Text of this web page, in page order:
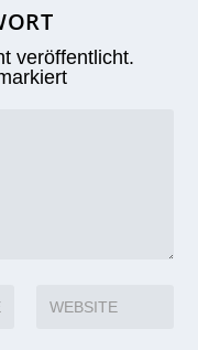
veröffentlicht.